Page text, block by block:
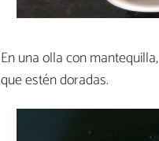
En una olla con mantequilla,
que estén doradas.